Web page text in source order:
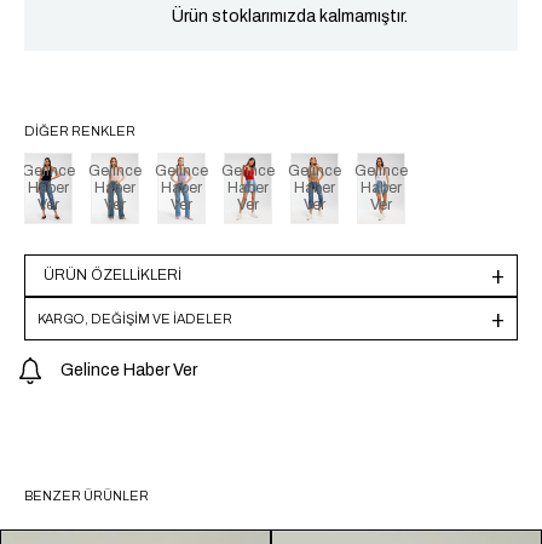
Ürün stoklarımızda kalmamıştır.
DIĞER RENKLER
Gelince
Haber
Ver
Gelince
Haber
Ver
Gelince
Haber
Ver
Gelince
Haber
Ver
Gelince
Haber
Ver
Gelince
Haber
Ver
ÜRÜN ÖZELLIKLERI
KARGO, DEĞİŞİM VE İADELER
Gelince Haber Ver
BENZER ÜRÜNLER